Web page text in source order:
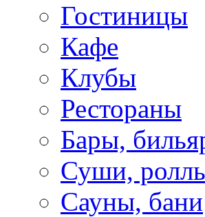
Гостиницы
Кафе
Клубы
Рестораны
Бары,
Суши,
Сауны, бани